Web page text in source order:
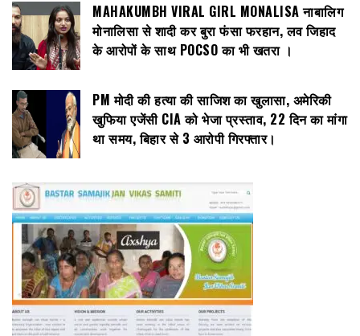
MAHAKUMBH VIRAL GIRL MONALISA नाबालिग
मोनालिसा से शादी कर बुरा फंसा फरहान, लव जिहाद
के आरोपों के साथ POCSO का भी खतरा ।
PM मोदी की हत्या की साजिश का खुलासा, अमेरिकी
खुफिया एजेंसी CIA को भेजा प्रस्ताव, 22 दिन का मांगा
था समय, बिहार से 3 आरोपी गिरफ्तार।